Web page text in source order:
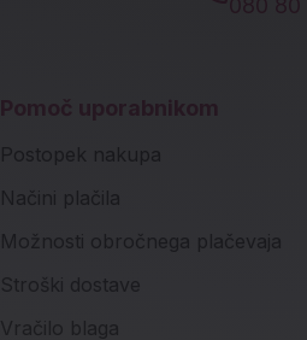
080 80
Pomoč uporabnikom
Postopek nakupa
Načini plačila
Možnosti obročnega plačevaja
Stroški dostave
Vračilo blaga